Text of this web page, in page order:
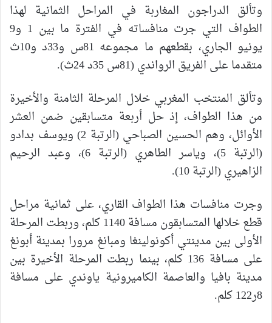
وتألق الدراجون المغاربة في المراحل الثمانية لهذا
الطواف التي جرت منافساته في الفترة ما بين 1 و9
يونيو الجاري، بقطعهم ما مجموعه 81س و33د و10ث
متقدما على الفريق الرواندي (81س 35د 24ث).
وتألق المنتخب المغربي خلال المرحلة الثامنة والأخيرة
من هذا الطواف، إذ حل أربعة متسابقين ضمن العشر
الأوائل، وهم الحسين الصباحي (الرتبة 2) ويوسف بدادو
(الرتبة 5)، وياسر الطاهري (الرتبة 6)، وعبد الرحيم
الزاهيري (الرتبة 10).
وجرت منافسات هذا الطواف القاري، على ثمانية مراحل
قطع خلالها المتسابقون مسافة 1140 كلم، وربطت المرحلة
الأولى بين مدينتي أكونولينغا ومبانغ مرورا بمدينة أبونغ
على مسافة 136 كلم، بينما ربطت المرحلة الأخيرة بين
مدينة بافيا والعاصمة الكاميرونية ياوندي على مسافة
8ر122 كلم
.